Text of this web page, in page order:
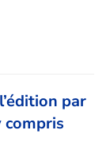
par
compris